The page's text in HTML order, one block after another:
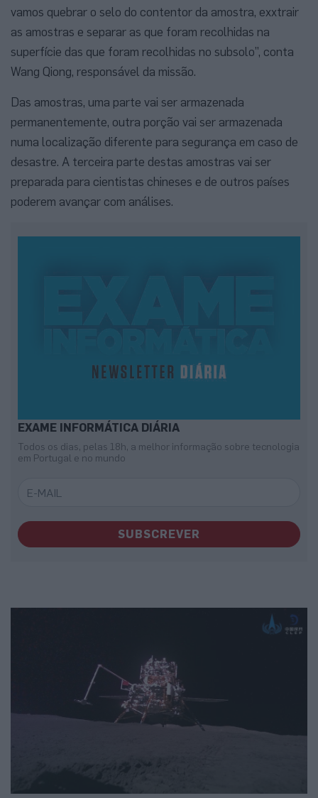
vamos quebrar o selo do contentor da amostra, exxtrair
as amostras e separar as que foram recolhidas na
superfície das que foram recolhidas no subsolo”, conta
Wang Qiong, responsável da missão.
Das amostras, uma parte vai ser armazenada
permanentemente, outra porção vai ser armazenada
numa localização diferente para segurança em caso de
desastre. A terceira parte destas amostras vai ser
preparada para cientistas chineses e de outros países
poderem avançar com análises.
EXAME INFORMÁTICA DIÁRIA
Todos os dias, pelas 18h, a melhor informação sobre tecnologia
em Portugal e no mundo
SUBSCREVER